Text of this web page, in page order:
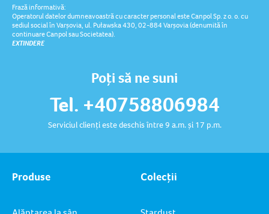
Poți să ne suni
Tel. +40758806984
Serviciul clienți este deschis între 9 a.m. și 17 p.m.
Frază informativă:
Operatorul datelor dumneavoastră cu caracter personal este Canpol Sp. z o. o. cu
sediul social în Varșovia, ul. Puławska 430, 02-884 Varșovia (denumită în
continuare Canpol sau Societatea).
EXTINDERE
Produse Colecții